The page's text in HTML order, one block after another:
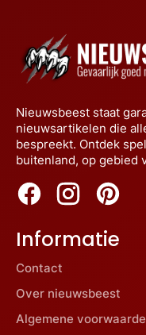
Nieuwsbeest staat
nieuwsartikelen die
bespreekt. Ontdek
buitenland, op gebied
Informatie
Contact
Over nieuwsbeest
Algemene